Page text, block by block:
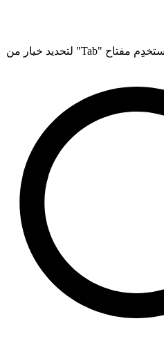
ابدأ الكتابة في مربع البحث، ثم استخدِم مفتاح "Tab" لتحديد خيار من